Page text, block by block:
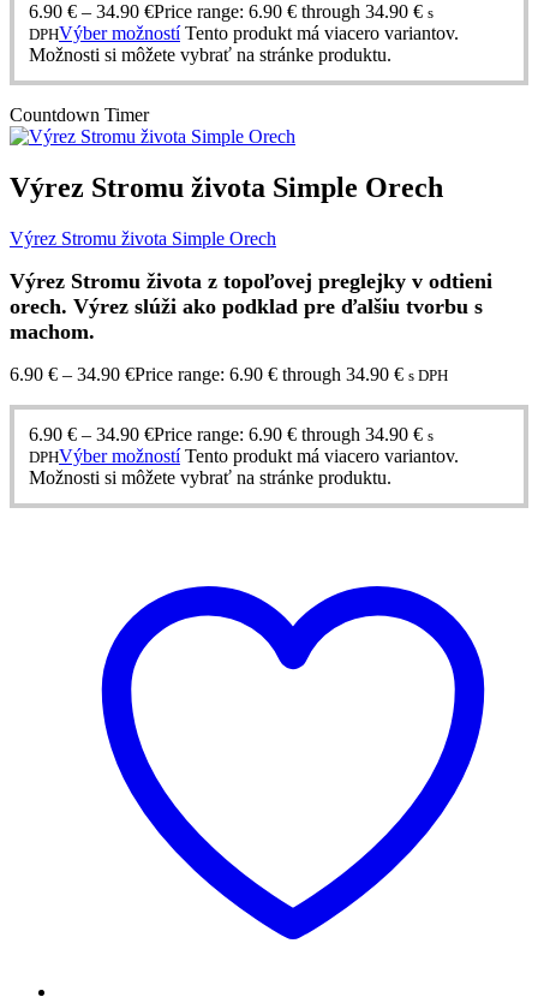
6.90 € – 34.90 €Price range: 6.90 € through 34.90 € s
DPHVýber možností Tento produkt má viacero variantov.
Možnosti si môžete vybrať na stránke produktu.
Countdown Timer
Výrez Stromu života Simple Orech
Výrez Stromu života Simple Orech
Výrez Stromu života z topoľovej preglejky v odtieni
orech. Výrez slúži ako podklad pre ďalšiu tvorbu s
machom.
6.90 € – 34.90 €Price range: 6.90 € through 34.90 € s DPH
6.90 € – 34.90 €Price range: 6.90 € through 34.90 € s
DPHVýber možností Tento produkt má viacero variantov.
Možnosti si môžete vybrať na stránke produktu.